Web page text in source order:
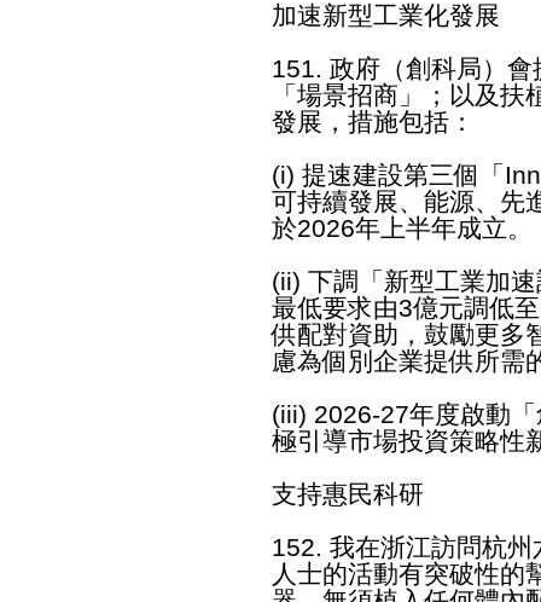
加速新型工業化發展
151. 政府（創科局）
「場景招商」；以及
發展，措施包括：
(i) 提速建設第三個「
可持續發展、能源、先
於2026年上半年成立。
(ii) 下調「新型工業加
最低要求由3億元調低
供配對資助，鼓勵更多
慮為個別企業提供所需
(iii) 2026-27年度啟動
極引導市場投資策略性
支持惠民科研
152. 我在浙江訪問杭
人士的活動有突破性的